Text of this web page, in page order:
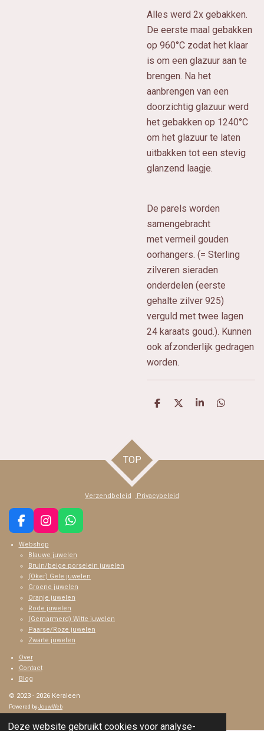
Deze website gebruikt cookies voor analyse-
Alles werd 2x gebakken.
De eerste maal gebakken
op 960°C zodat het klaar
is om een glazuur aan te
brengen. Na het
aanbrengen van een
doorzichtig glazuur werd
het gebakken op 1240°C
om het glazuur te laten
uitbakken tot een stevig
glanzend laagje.
De parels worden
samengebracht
met vermeil gouden
oorhangers. (= Sterling
zilveren sieraden
onderdelen (eerste
gehalte zilver 925)
verguld met twee lagen
24 karaats goud.). Kunnen
ook afzonderlijk gedragen
worden.
D
D
S
D
TOP
Verzendbeleid Privacybeleid
F
a
c
e
b
o
o
I
n
s
t
a
g
r
a
m
W
h
t
s
A
p
p
Webshop
Blauwe juwelen
Bruin/beige porselein juwelen
(Oker) Gele juwelen
Groene juwelen
Oranje juwelen
Rode juwelen
(Gemarmerd) Witte juwelen
Paarse/Roze juwelen
Zwarte juwelen
Over
Contact
Blog
© 2023 - 2026 Keraleen
Powered by JouwWeb